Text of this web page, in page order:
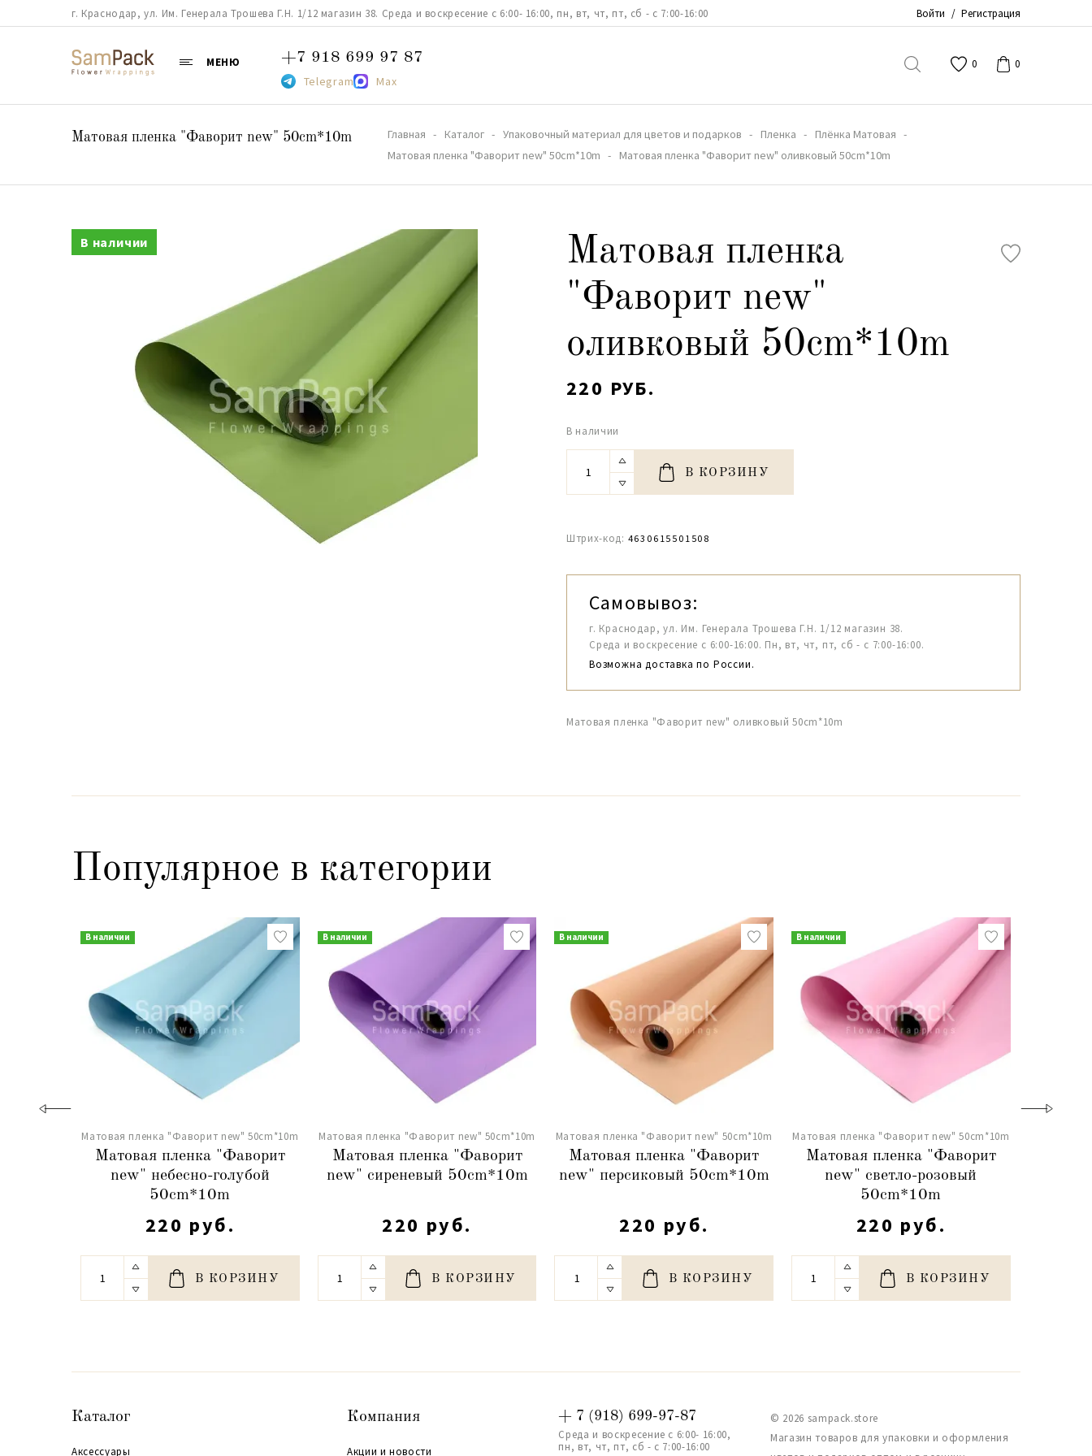
г. Краснодар, ул. Им. Генерала Трошева Г.Н. 1/12 магазин 38. Среда и воскресение с 6:00- 16:00, пн, вт, чт, пт, сб - с 7:00-16:00 Войти / Регистрация
МЕНЮ +7 918 699 97 87
Telegram Max
0 0
Матовая пленка "Фаворит new" 50сm*10m Главная Каталог Упаковочный материал для цветов и подарков Пленка
Плёнка Матовая
Матовая пленка "Фаворит new" 50сm*10m
Матовая пленка "Фаворит new" оливковый 50сm*10m
В наличии
Матовая пленка
"Фаворит new"
оливковый 50сm*10m
220 РУБ.
В наличии
В КОРЗИНУ
Штрих-код: 4630615501508
Самовывоз:
г. Краснодар, ул. Им. Генерала Трошева Г.Н. 1/12 магазин 38.
Среда и воскресение с 6:00-16:00. Пн, вт, чт, пт, сб - с 7:00-16:00.
Возможна доставка по России.
Матовая пленка "Фаворит new" оливковый 50сm*10m
Популярное в категории
В наличии
Матовая пленка "Фаворит new" 50сm*10m
Матовая пленка "Фаворит
new" небесно-голубой
50сm*10m
220 руб.
В КОРЗИНУ
В наличии
Матовая пленка "Фаворит new" 50сm*10m
Матовая пленка "Фаворит
new" сиреневый 50сm*10m
220 руб.
В КОРЗИНУ
В наличии
Матовая пленка "Фаворит new" 50сm*10m
Матовая пленка "Фаворит
new" персиковый 50сm*10m
220 руб.
В КОРЗИНУ
В наличии
Матовая пленка "Фаворит new" 50сm*10m
Матовая пленка "Фаворит
new" светло-розовый
50сm*10m
220 руб.
В КОРЗИНУ
Каталог
Аксессуары
Компания
Акции и новости
+ 7 (918) 699-97-87
Среда и воскресение с 6:00- 16:00,
пн, вт, чт, пт, сб - с 7:00-16:00
© 2026 sampack.store
Магазин товаров для упаковки и оформления